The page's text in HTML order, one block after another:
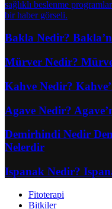
Bakla Nedir?
Mürver Nedir?
Kahve Nedir?
Agave Nedir?
Demirhindi Nedir
Nelerdir
Ispanak Nedir?
Fitoterapi
Bitkiler